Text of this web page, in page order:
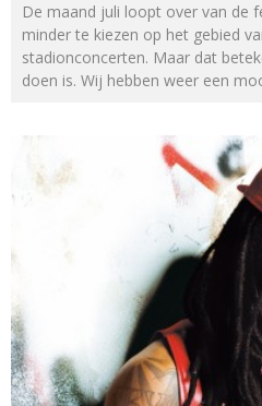
De maand juli loopt over van de
minder te kiezen op het gebied
stadionconcerten. Maar dat
doen is. Wij hebben weer een